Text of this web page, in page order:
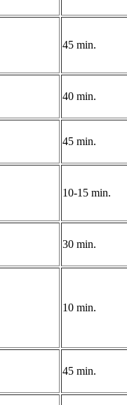
45 min.
40 min.
45 min.
10-15 min.
30 min.
10 min.
45 min.